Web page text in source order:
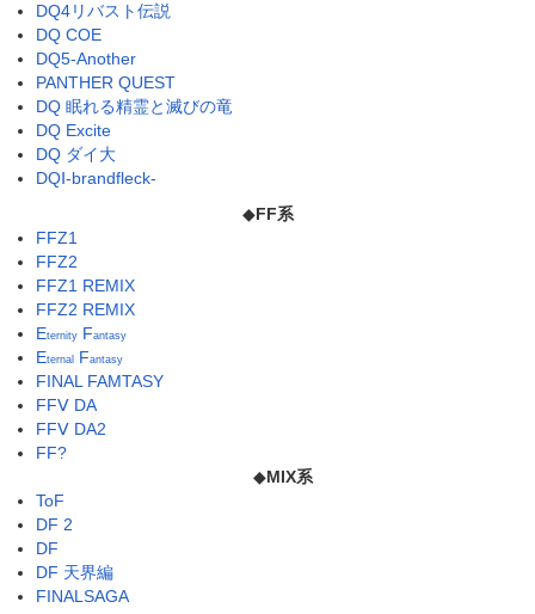
DQ4リバスト伝説
DQ COE
DQ5-Another
PANTHER QUEST
DQ 眠れる精霊と滅びの竜
DQ Excite
DQ ダイ大
DQⅠ-brandfleck-
◆FF系
FFZ1
FFZ2
FFZ1 REMIX
FFZ2 REMIX
Eternity Fantasy
Eternal Fantasy
FINAL FAMTASY
FFⅤ DA
FFⅤ DA2
FF?
◆MIX系
ToF
DF 2
DF
DF 天界編
FINALSAGA